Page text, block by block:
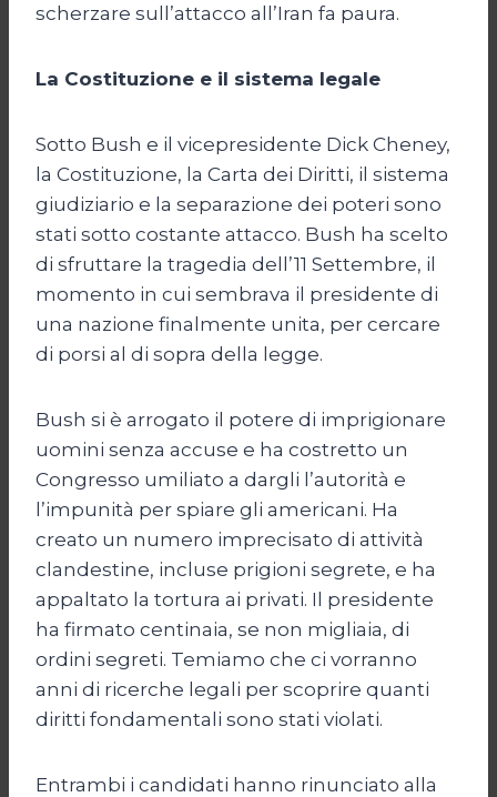
scherzare sull’attacco all’Iran fa paura.
La Costituzione e il sistema legale
Sotto Bush e il vicepresidente Dick Cheney,
la Costituzione, la Carta dei Diritti, il sistema
giudiziario e la separazione dei poteri sono
stati sotto costante attacco. Bush ha scelto
di sfruttare la tragedia dell’11 Settembre, il
momento in cui sembrava il presidente di
una nazione finalmente unita, per cercare
di porsi al di sopra della legge.
Bush si è arrogato il potere di imprigionare
uomini senza accuse e ha costretto un
Congresso umiliato a dargli l’autorità e
l’impunità per spiare gli americani. Ha
creato un numero imprecisato di attività
clandestine, incluse prigioni segrete, e ha
appaltato la tortura ai privati. Il presidente
ha firmato centinaia, se non migliaia, di
ordini segreti. Temiamo che ci vorranno
anni di ricerche legali per scoprire quanti
diritti fondamentali sono stati violati.
Entrambi i candidati hanno rinunciato alla